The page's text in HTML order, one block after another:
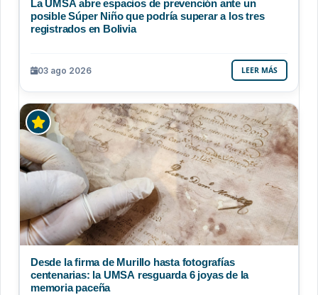
La UMSA abre espacios de prevención ante un
posible Súper Niño que podría superar a los tres
registrados en Bolivia
03 ago 2026 LEER MÁS
Desde la firma de Murillo hasta fotografías
centenarias: la UMSA resguarda 6 joyas de la
memoria paceña